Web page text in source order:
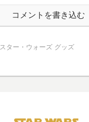
コメントを書き込む
スター・ウォーズ グッズ